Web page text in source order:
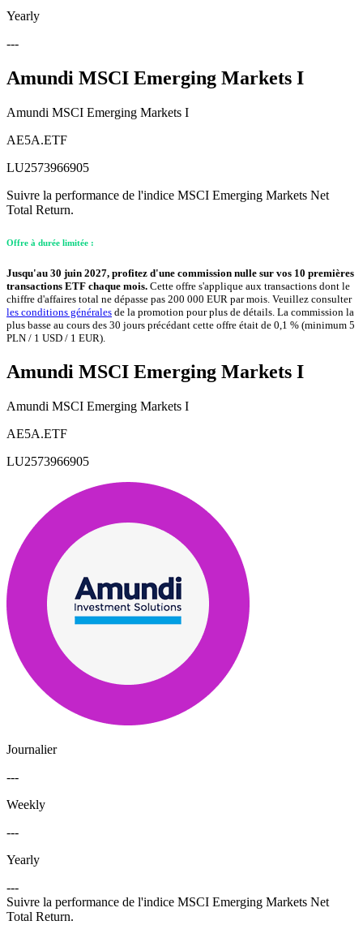
Yearly
---
Amundi MSCI Emerging Markets I
Amundi MSCI Emerging Markets I
AE5A.ETF
LU2573966905
Suivre la performance de l'indice MSCI Emerging Markets Net
Total Return.
Offre à durée limitée :
Jusqu'au 30 juin 2027, profitez d'une commission nulle sur vos 10 premières
transactions ETF chaque mois. Cette offre s'applique aux transactions dont le
chiffre d'affaires total ne dépasse pas 200 000 EUR par mois. Veuillez consulter
les conditions générales de la promotion pour plus de détails. La commission la
plus basse au cours des 30 jours précédant cette offre était de 0,1 % (minimum 5
PLN / 1 USD / 1 EUR).
Amundi MSCI Emerging Markets I
Amundi MSCI Emerging Markets I
AE5A.ETF
LU2573966905
Journalier
---
Weekly
---
Yearly
---
Suivre la performance de l'indice MSCI Emerging Markets Net
Total Return.